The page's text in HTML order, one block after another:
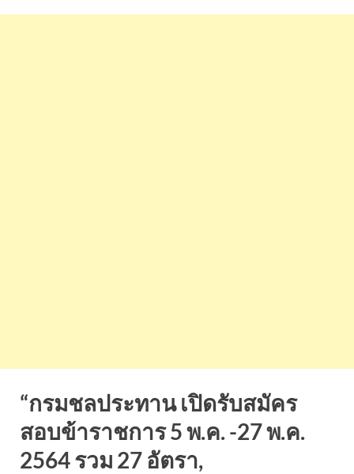
“กรมชลประทาน เปิดรับสมัคร
สอบข้าราชการ 5 พ.ค. -27 พ.ค.
2564 รวม 27 อัตรา,